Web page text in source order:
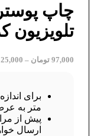
چاپ
تلویزیون کد
97,000 تومان –
متر به
پیش از
ارسال